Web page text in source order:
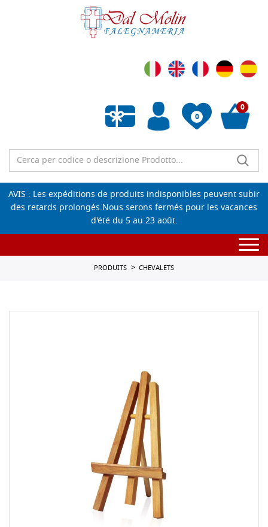
0
Liste de souhaits vide
0
AVIS : Les expéditions de produits indisponibles peuvent subir
des retards prolongés.Nous serons fermés pour les vacances
d'été du 5 au 23 août.
PRODUITS CHEVALETS